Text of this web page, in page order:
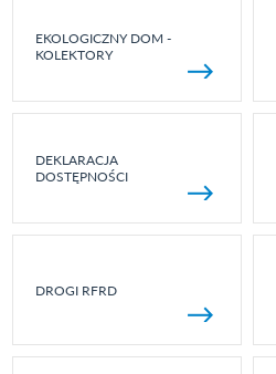
EKOLOGICZNY DOM -
KOLEKTORY
DEKLARACJA
DOSTĘPNOŚCI
DROGI RFRD